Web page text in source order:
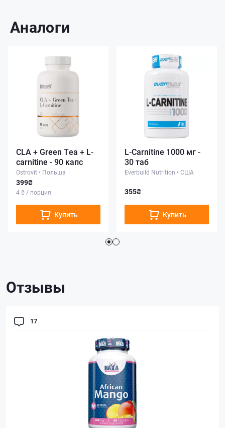
Аналоги
CLA + Green Tea + L-
carnitine - 90 капс
Ostrovit • Польша
399₴
4 ₴ / порция
Купить
L-Carnitine 1000 мг -
30 таб
Everbuild Nutrition • США
355₴
Купить
Отзывы
17